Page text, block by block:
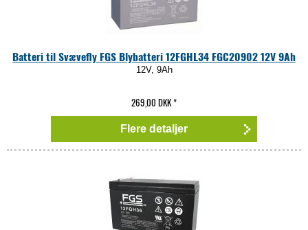
Batteri til Svævefly FGS Blybatteri 12FGHL34 FGC20902 12V 9Ah
12V, 9Ah
269,00 DKK*
Flere detaljer